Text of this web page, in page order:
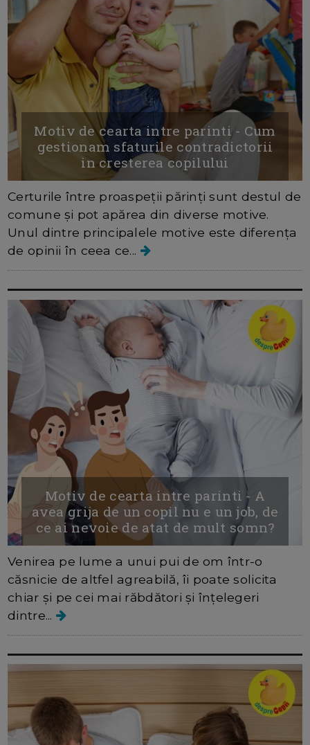
Motiv de cearta intre parinti - Cum
gestionam sfaturile contradictorii
in cresterea copilului
Certurile între proaspeții părinți sunt destul de
comune și pot apărea din diverse motive.
Unul dintre principalele motive este diferența
de opinii în ceea ce...
Motiv de cearta intre parinti - A
avea grija de un copil nu e un job, de
ce ai nevoie de atat de mult somn?
Venirea pe lume a unui pui de om într-o
căsnicie de altfel agreabilă, îi poate solicita
chiar și pe cei mai răbdători și înțelegeri
dintre...